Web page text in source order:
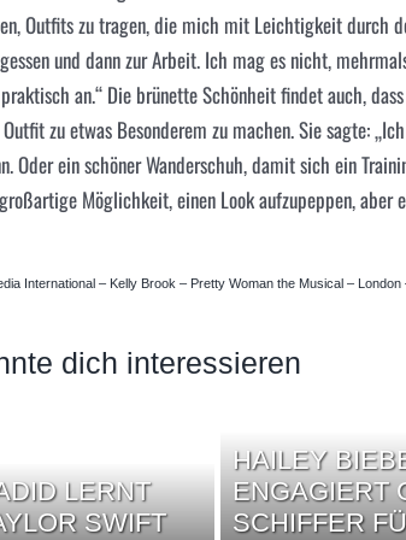
Outfits zu tragen, die mich mit Leichtigkeit durch
und dann zur Arbeit. Ich mag es nicht,
an.“ Die brünette Schönheit findet auch,
zu etwas Besonderem zu machen. Sie sagte:
Oder ein schöner Wanderschuh, damit sich ein
Möglichkeit, einen Look aufzupeppen, aber
International – Kelly Brook – Pretty Woman the Musical – London
dich interessieren
LERNT
SWIFT
HAILEY
ENGAGIERT
SCHIFFER